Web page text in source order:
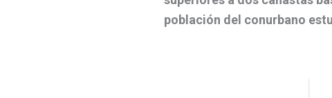
población del conurbano